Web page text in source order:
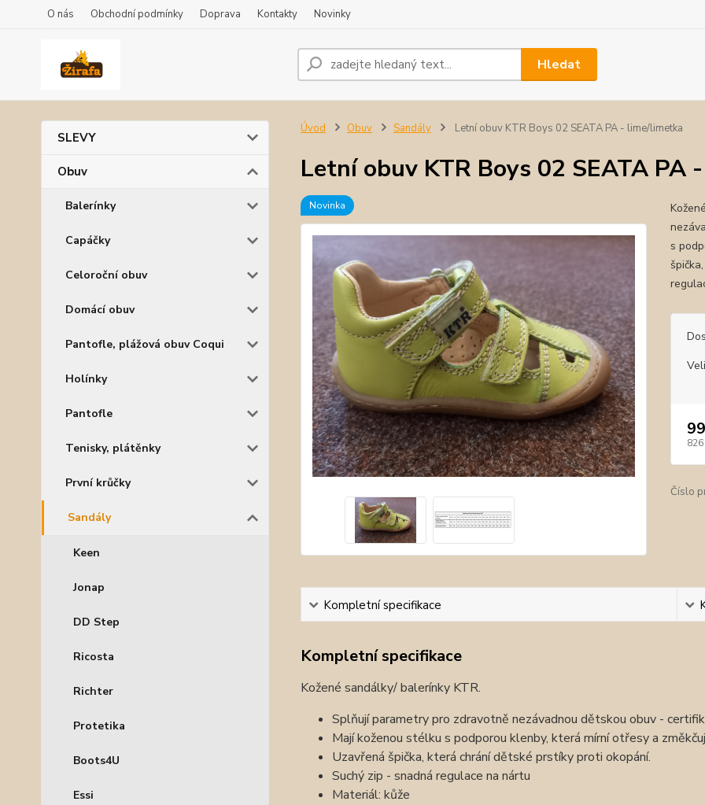
O nás Obchodní podmínky Doprava Kontakty Novinky
Hledat
SLEVY
Obuv
Balerínky
Capáčky
Celoroční obuv
Domácí obuv
Pantofle, plážová obuv Coqui
Holínky
Pantofle
Tenisky, plátěnky
První krůčky
Sandály
Keen
Jonap
DD Step
Ricosta
Richter
Protetika
Boots4U
Essi
Úvod Obuv Sandály Letní obuv KTR Boys 02 SEATA PA - lime/limetka
Letní obuv KTR Boys 02 SEATA PA
Novinka
s
826
Číslo
Kompletní specifikace
Kompletní specifikace
Kožené sandálky/ balerínky KTR.
Splňují parametry pro zdravotně nezávadnou dětskou obuv -
Mají koženou stélku s podporou klenby, která mírní otřesy a
Uzavřená špička, která chrání dětské prstíky proti okopání.
Suchý zip - snadná regulace na nártu
Materiál: kůže